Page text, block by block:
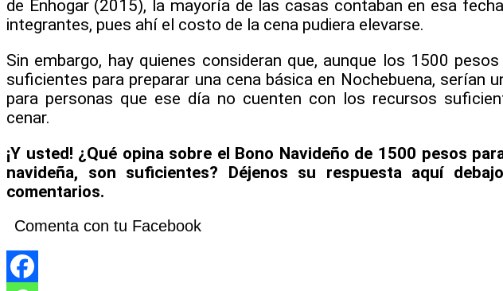
de Enhogar (2015), la mayoría de las casas contaban en esa
integrantes, pues ahí el costo de la cena pudiera elevarse.
Sin embargo, hay quienes consideran que, aunque los 1500
suficientes para preparar una cena básica en Nochebuena, serían
para personas que ese día no cuenten con los recursos
cenar.
¡Y usted! ¿Qué opina sobre el Bono Navideño de 1500 pesos
navideña, son suficientes? Déjenos su respuesta aquí
comentarios.
Comenta con tu Facebook